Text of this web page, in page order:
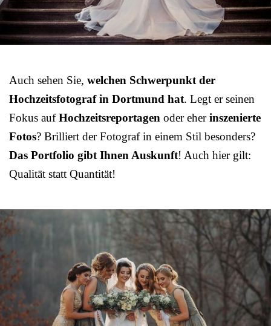
Auch sehen Sie, welchen Schwerpunkt der
Hochzeitsfotograf in Dortmund hat. Legt er seinen
Fokus aufHochzeitsreportagen oder eherinszenierte
Fotos? Brilliert der Fotograf in einem Stil besonders?
Das Portfolio gibt Ihnen Auskunft! Auch hier gilt:
Qualität statt Quantität!